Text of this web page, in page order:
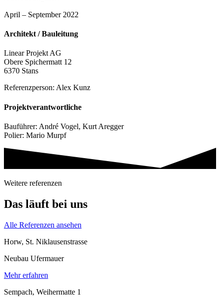
April – September 2022
Architekt / Bauleitung
Linear Projekt AG
Obere Spichermatt 12
6370 Stans
Referenzperson: Alex Kunz
Projektverantwortliche
Bauführer: André Vogel, Kurt Aregger
Polier: Mario Murpf
Weitere referenzen
Das läuft bei uns
Alle Referenzen ansehen
Horw, St. Niklausenstrasse
Neubau Ufermauer
Mehr erfahren
Sempach, Weihermatte 1